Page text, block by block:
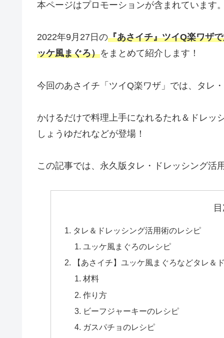
本ページはプロモーションが含まれています
2022年9月27日の『あさイチ』ツイQ楽ワザ
ッケ風まぐろ）をまとめて紹介します！
今回のあさイチ「ツイQ楽ワザ」では、タレ
かけるだけで料理上手になれるたれ＆ドレッ
しょうゆだれなどが登場！
この記事では、永久版タレ・ドレッシング活
タレ＆ドレッシング活用術のレシピ
ユッケ風まぐろのレシピ
【あさイチ】ユッケ風まぐろなどタレ
材料
作り方
ビーフジャーキーのレシピ
ガスパチョのレシピ